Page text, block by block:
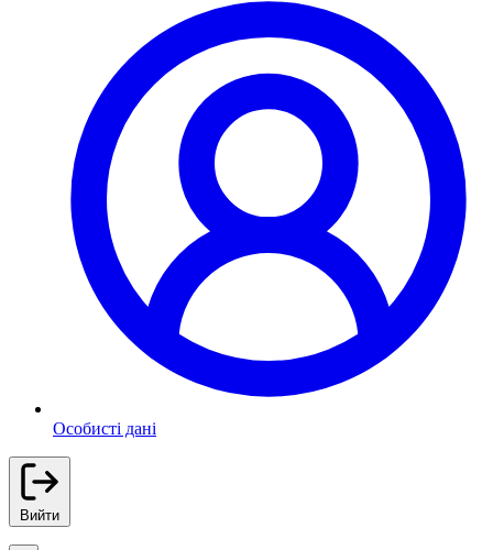
Особисті дані
Вийти